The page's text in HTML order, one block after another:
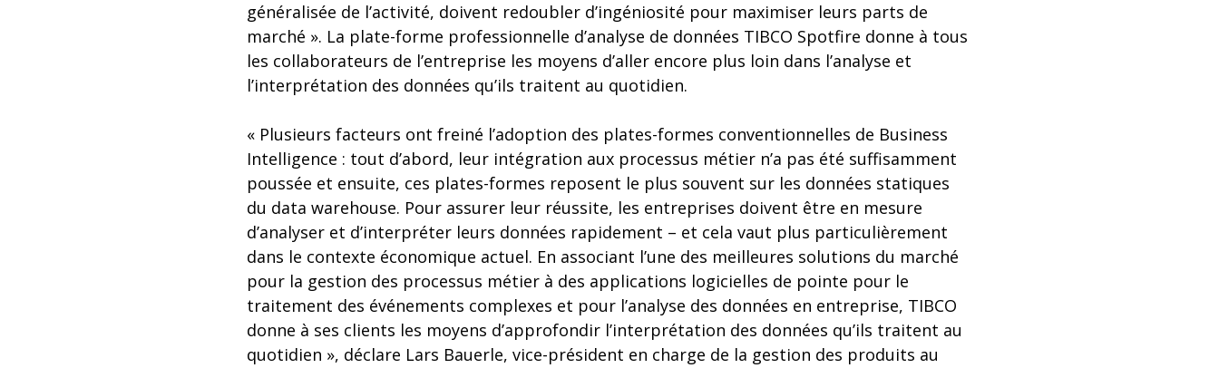
généralisée de l’activité, doivent redoubler d’ingéniosité pour maximiser leurs parts de
marché ». La plate-forme professionnelle d’analyse de données TIBCO Spotfire donne à tous
les collaborateurs de l’entreprise les moyens d’aller encore plus loin dans l’analyse et
l’interprétation des données qu’ils traitent au quotidien.
« Plusieurs facteurs ont freiné l’adoption des plates-formes conventionnelles de Business
Intelligence : tout d’abord, leur intégration aux processus métier n’a pas été suffisamment
poussée et ensuite, ces plates-formes reposent le plus souvent sur les données statiques
du data warehouse. Pour assurer leur réussite, les entreprises doivent être en mesure
d’analyser et d’interpréter leurs données rapidement – et cela vaut plus particulièrement
dans le contexte économique actuel. En associant l’une des meilleures solutions du marché
pour la gestion des processus métier à des applications logicielles de pointe pour le
traitement des événements complexes et pour l’analyse des données en entreprise, TIBCO
donne à ses clients les moyens d’approfondir l’interprétation des données qu’ils traitent au
quotidien », déclare Lars Bauerle, vice-président en charge de la gestion des produits au